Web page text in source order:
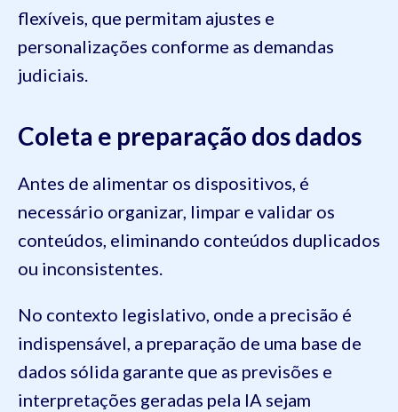
flexíveis, que permitam ajustes e
personalizações conforme as demandas
judiciais.
Coleta e preparação dos dados
Antes de alimentar os dispositivos, é
necessário organizar, limpar e validar os
conteúdos, eliminando conteúdos duplicados
ou inconsistentes.
No contexto legislativo, onde a precisão é
indispensável, a preparação de uma base de
dados sólida garante que as previsões e
interpretações geradas pela IA sejam